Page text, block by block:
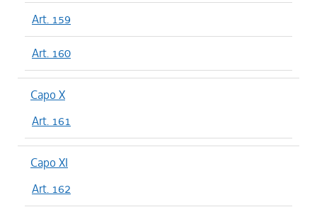
Art. 159
Art. 160
Capo X
Art. 161
Capo XI
Art. 162